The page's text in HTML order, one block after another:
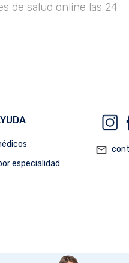
de salud online las 24
especialidad
mail_outline